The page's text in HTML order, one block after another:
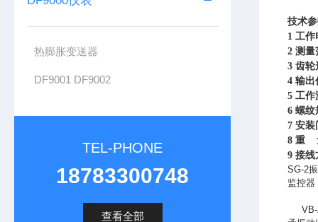
热膨胀变送器
DF9001 DF9002
TEL-PHONE
18783300748
查看全部
技术
1 工作
2 测量
3 齿轮
4 输出
5 工作
6 螺纹
7 安装
8 重
9 接线
SG-2
监控器
VB-